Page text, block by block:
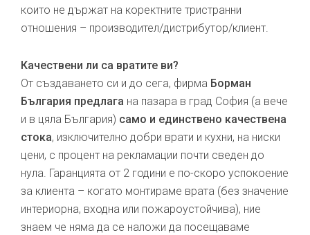
които не държат на коректните тристранни
отношения – производител/дистрибутор/клиент.
Качествени ли са вратите ви?
От създаването си и до сега, фирма Борман
България предлага на пазара в град София (а вече
и в цяла България) само и единствено качествена
стока, изключително добри врати и кухни, на ниски
цени, с процент на рекламации почти сведен до
нула. Гаранцията от 2 години е по-скоро успокоение
за клиента – когато монтираме врата (без значение
интериорна, входна или пожароустойчива), ние
знаем че няма да се наложи да посещаваме